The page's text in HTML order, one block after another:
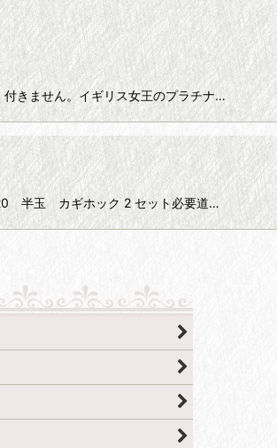
きません。イギリス女王のプラチナ…
半玉 カギホック 2 セット必要道…